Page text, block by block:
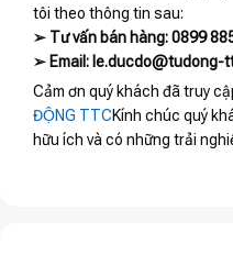
tôi theo thông tin sau:
➢ Tư vấn bán hàng: 0899
➢ Email: le.ducdo@tudong-
Cảm ơn quý khách đã truy
ĐỘNG TTCKính chúc quý
hữu ích và có những trải